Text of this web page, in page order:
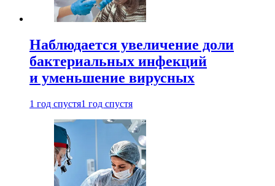
Наблюдается увеличение доли
бактериальных инфекций
и уменьшение вирусных
1 год спустя1 год спустя